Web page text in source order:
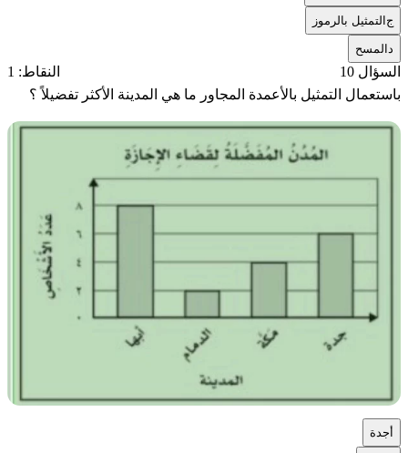
جالتمثيل بالرموز
المسح
السؤال 10
النقاط: 1
باستعمال التمثيل بالأعمدة المجاور ما هي المدينة الأكثر تفضيلاً ؟
جدة